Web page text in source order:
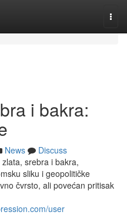
i bakra:
News
Discuss
srebra i bakra,
sliku i geopolitičke
čvrsto, ali povećan pritisak
user